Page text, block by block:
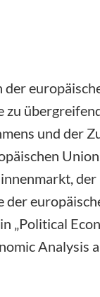
der
und der
„Political
Analysis